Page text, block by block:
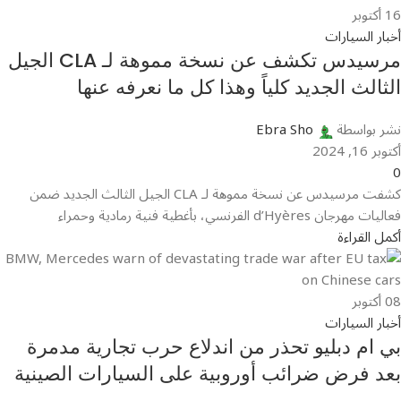
16أكتوبر
أخبار السيارات
مرسيدس تكشف عن نسخة مموهة لـ CLA الجيل
الثالث الجديد كلياً وهذا كل ما نعرفه عنها
نشر بواسطة Ebra Sho
أكتوبر 16, 2024
0
كشفت مرسيدس عن نسخة مموهة لـ CLA الجيل الثالث الجديد ضمن
فعاليات مهرجان d’Hyères الفرنسي، بأغطية فنية رمادية وحمراء
أكمل القراءة
08أكتوبر
أخبار السيارات
بي ام دبليو تحذر من اندلاع حرب تجارية مدمرة
بعد فرض ضرائب أوروبية على السيارات الصينية